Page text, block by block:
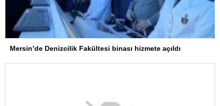
Mersin’de Denizcilik Fakültesi binası hizmete açıldı